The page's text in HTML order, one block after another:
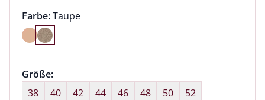
Farbauswahl:
Farbe:aktuell ausgewählt:
Taupe
Farbe Taupe ausgewählt
Größenauswahl:
Größe:nichts ausgewählt
38
40 42 44 46 48 50
52